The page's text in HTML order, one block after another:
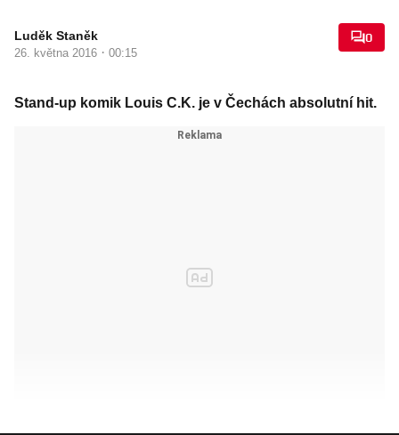
Luděk Staněk
26. května 2016 · 00:15
0
Stand-up komik Louis C.K. je v Čechách absolutní hit.